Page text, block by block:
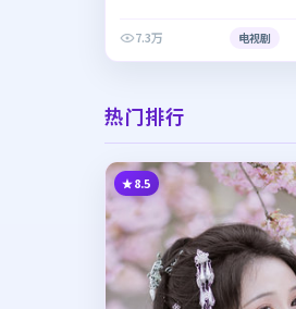
7.3万 电视剧
热门排行
8.5